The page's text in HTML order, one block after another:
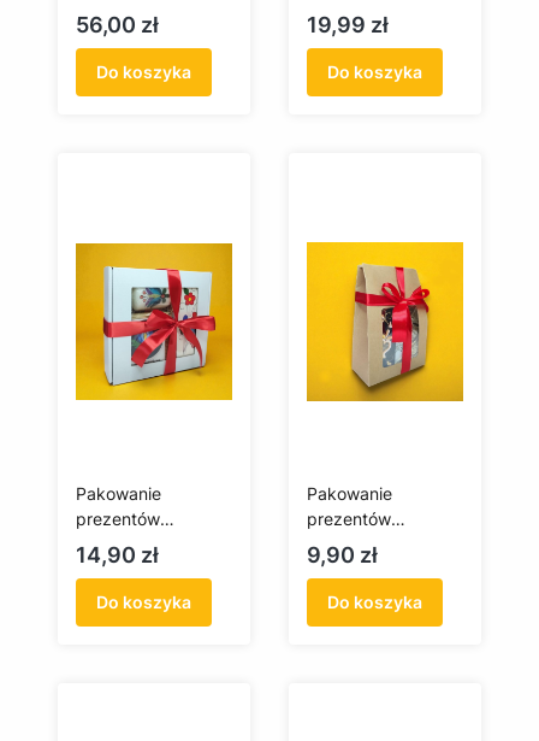
Cena
56,00 zł
Do koszyka
gotowy prezent z
serca Pomorza
Cena
19,99 zł
Do koszyka
Pakowanie
prezentów
Premium – gotowy
prezent z duszą
Kaszub
Cena
14,90 zł
Do koszyka
Pakowanie
prezentów
Standard –
eleganckie
opakowanie
Cena
9,90 zł
Do koszyka